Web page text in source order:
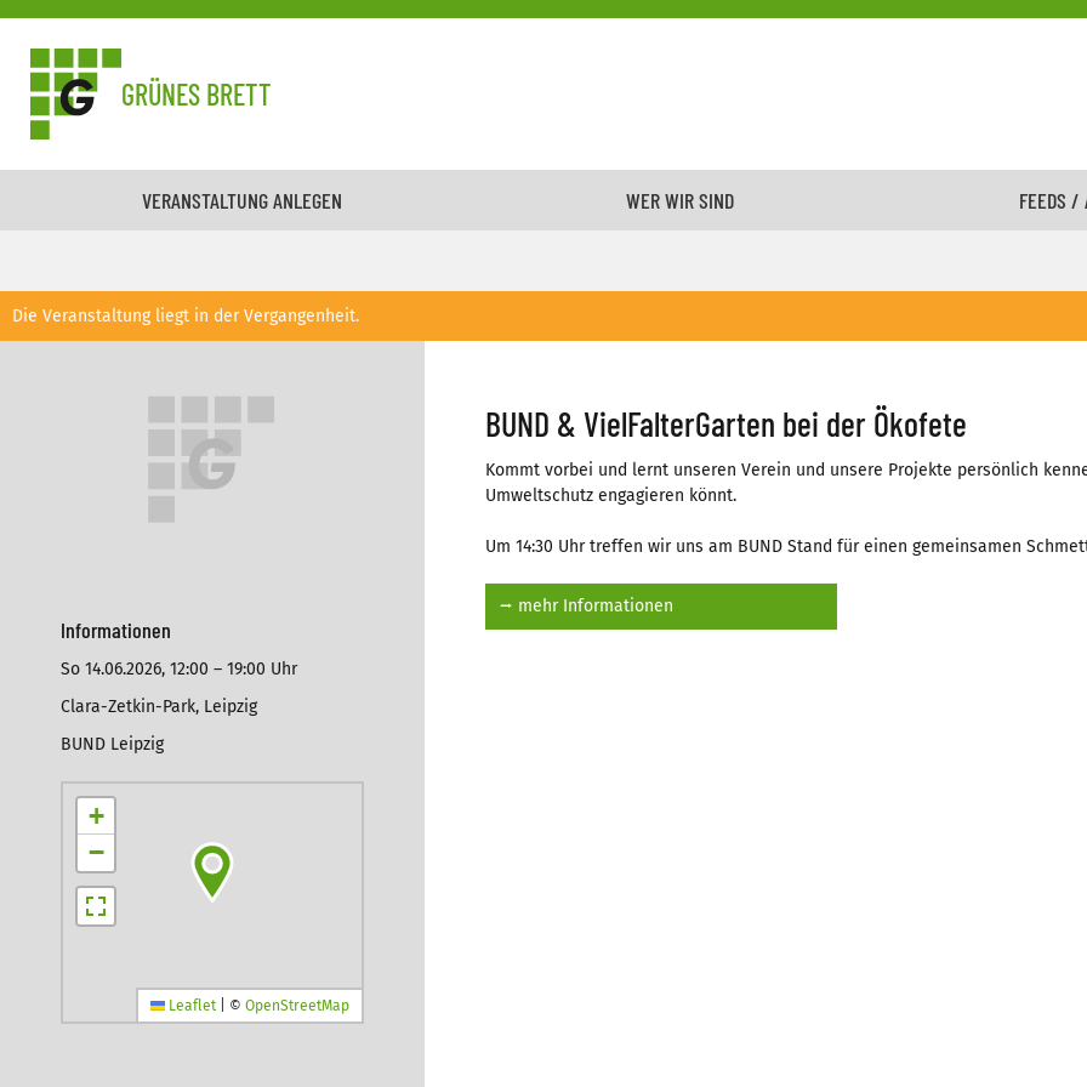
GRÜNES BRETT
VERANSTALTUNG ANLEGEN WER WIR SIND FEEDS /
Die Veranstaltung liegt in der Vergangenheit.
Informationen
So 14.06.2026, 12:00 – 19:00 Uhr
Clara-Zetkin-Park, Leipzig
BUND Leipzig
+
−
Leaflet © OpenStreetMap
BUND & VielFalterGarten bei der Ökofete
Kommt vorbei und lernt unseren Verein und unsere Projekte persönlich
Umweltschutz engagieren könnt.
Um 14:30 Uhr treffen wir uns am BUND Stand für einen gemeinsamen
⭢ mehr Informationen